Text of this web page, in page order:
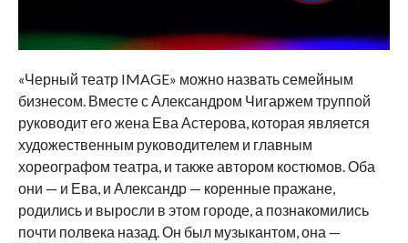
«Черный театр IMAGE» можно назвать семейным
бизнесом. Вместе с Александром Чигаржем труппой
руководит его жена Ева Астерова, которая является
художественным руководителем и главным
хореографом театра, и также автором костюмов. Оба
они — и Ева, и Александр — коренные пражане,
родились и выросли в этом городе, а познакомились
почти полвека назад. Он был музыкантом, она —